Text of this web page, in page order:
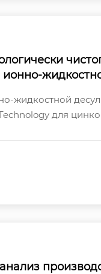
ионно-
в
жидкостной
для